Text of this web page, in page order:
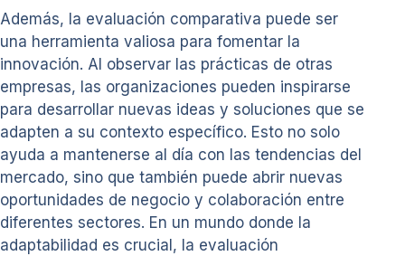
Además, la evaluación comparativa puede ser
una herramienta valiosa para fomentar la
innovación. Al observar las prácticas de otras
empresas, las organizaciones pueden inspirarse
para desarrollar nuevas ideas y soluciones que se
adapten a su contexto específico. Esto no solo
ayuda a mantenerse al día con las tendencias del
mercado, sino que también puede abrir nuevas
oportunidades de negocio y colaboración entre
diferentes sectores. En un mundo donde la
adaptabilidad es crucial, la evaluación